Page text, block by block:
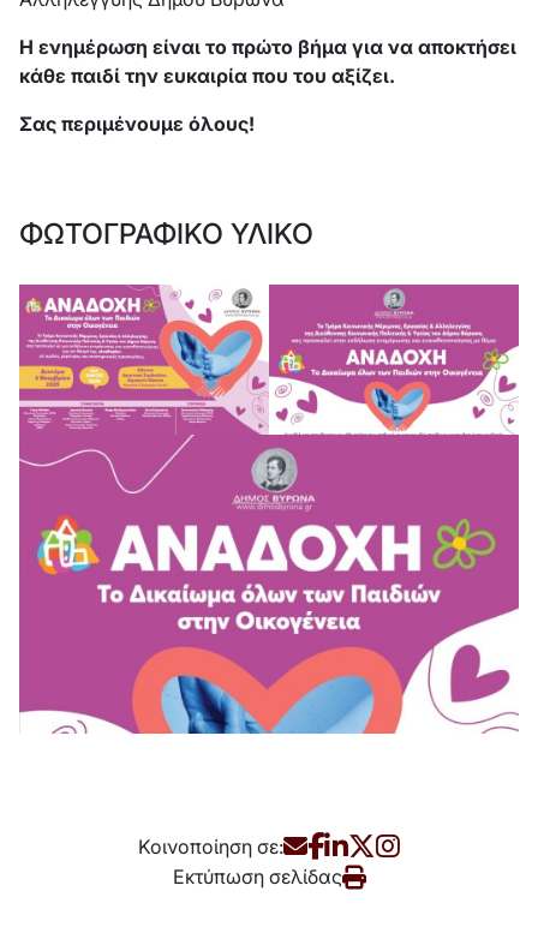
Η ενημέρωση είναι το πρώτο βήμα για να αποκτήσει
κάθε παιδί την ευκαιρία που του αξίζει.
Σας περιμένουμε όλους!
ΦΩΤΟΓΡΑΦΙΚΟ ΥΛΙΚΟ
Κοινοποίηση σε:
Εκτύπωση σελίδας